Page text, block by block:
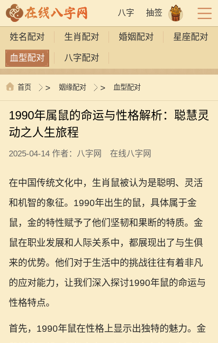
八字 抽签
姓名配对 生肖配对 婚姻配对 星座配对
血型配对 八字配对
首页 > 姻缘配对 > 血型配对
1990年属鼠的命运与性格解析：聪慧灵
动之人生旅程
2025-04-14 作者：八字网 在线八字网
在中国传统文化中，生肖鼠被认为是聪明、灵活
和机智的象征。1990年出生的鼠，具体属于金
鼠，金的特性赋予了他们坚韧和果断的特质。金
鼠在职业发展和人际关系中，都展现出了与生俱
来的优势。他们对于生活中的挑战往往有着非凡
的应对能力，让我们深入探讨1990年鼠的命运与
性格特点。
首先，1990年鼠在性格上显示出独特的魅力。金